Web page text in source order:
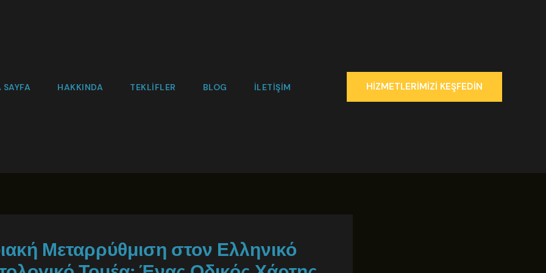
SAYFA HAKKINDA TEKLIFLER BLOG İLETIŞIM HIZMETLERIMIZI KEŞFEDIN
Μεταρρύθμιση στον Ελληνικό